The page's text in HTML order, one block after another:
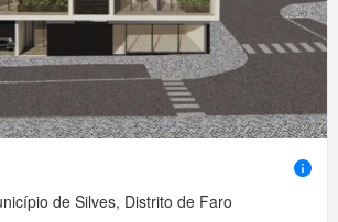
de Silves, Distrito de Faro